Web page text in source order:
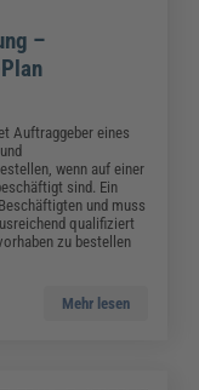
–
Auftraggeber eines
wenn auf einer
sind. Ein
und muss
qualifiziert
zu bestellen
Mehr lesen